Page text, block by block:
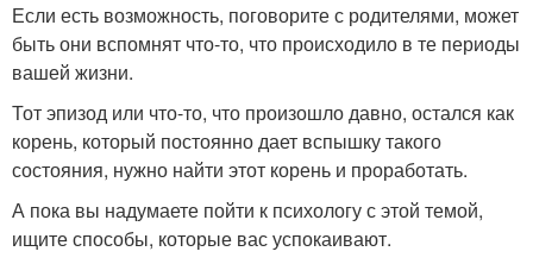
Если есть возможность, поговорите с родителями, может
быть они вспомнят что-то, что происходило в те периоды
вашей жизни.
Тот эпизод или что-то, что произошло давно, остался как
корень, который постоянно дает вспышку такого
состояния, нужно найти этот корень и проработать.
А пока вы надумаете пойти к психологу с этой темой,
ищите способы, которые вас успокаивают.